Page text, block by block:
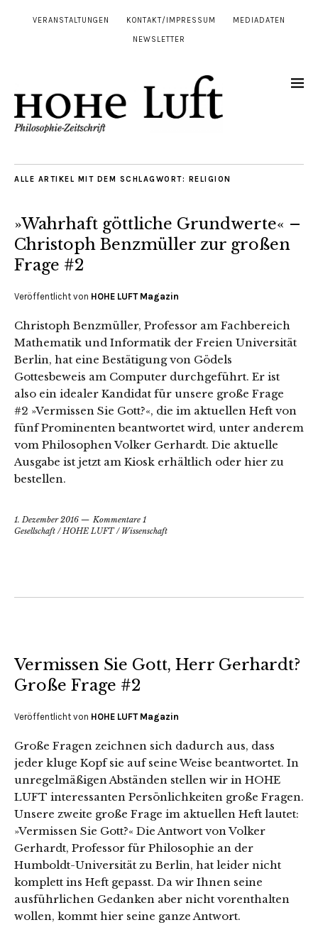
VERANSTALTUNGEN KONTAKT/IMPRESSUM MEDIADATEN
NEWSLETTER
ALLE ARTIKEL MIT DEM SCHLAGWORT: RELIGION
»Wahrhaft göttliche Grundwerte« –
Christoph Benzmüller zur großen
Frage #2
Veröffentlicht von HOHE LUFT Magazin
Christoph Benzmüller, Professor am Fachbereich
Mathematik und Informatik der Freien Universität
Berlin, hat eine Bestätigung von Gödels
Gottesbeweis am Computer durchgeführt. Er ist
also ein idealer Kandidat für unsere große Frage
#2 »Vermissen Sie Gott?«, die im aktuellen Heft von
fünf Prominenten beantwortet wird, unter anderem
vom Philosophen Volker Gerhardt. Die aktuelle
Ausgabe ist jetzt am Kiosk erhältlich oder hier zu
bestellen.
1. Dezember 2016
Kommentare 1
Gesellschaft /HOHE LUFT/ Wissenschaft
Vermissen Sie Gott, Herr Gerhardt?
Große Frage #2
Veröffentlicht von HOHE LUFT Magazin
Große Fragen zeichnen sich dadurch aus, dass
jeder kluge Kopf sie auf seine Weise beantwortet. In
unregelmäßigen Abständen stellen wir in HOHE
LUFT interessanten Persönlichkeiten große Fragen.
Unsere zweite große Frage im aktuellen Heft lautet:
»Vermissen Sie Gott?« Die Antwort von Volker
Gerhardt, Professor für Philosophie an der
Humboldt-Universität zu Berlin, hat leider nicht
komplett ins Heft gepasst. Da wir Ihnen seine
ausführlichen Gedanken aber nicht vorenthalten
wollen, kommt hier seine ganze Antwort.